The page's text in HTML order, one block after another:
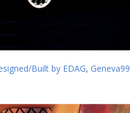
Built by EDAG, Geneva99